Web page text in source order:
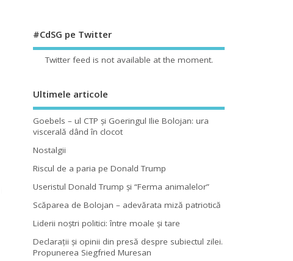
#CdSG pe Twitter
Twitter feed is not available at the moment.
Ultimele articole
Goebels – ul CTP şi Goeringul Ilie Bolojan: ura
viscerală dând în clocot
Nostalgii
Riscul de a paria pe Donald Trump
Useristul Donald Trump şi “Ferma animalelor”
Scăparea de Bolojan – adevărata miză patriotică
Liderii noştri politici: între moale şi tare
Declaraţii şi opinii din presă despre subiectul zilei.
Propunerea Siegfried Muresan